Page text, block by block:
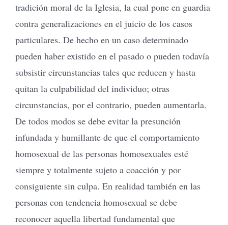
tradición moral de la Iglesia, la cual pone en guardia
contra generalizaciones en el juicio de los casos
particulares. De hecho en un caso determinado
pueden haber existido en el pasado o pueden todavía
subsistir circunstancias tales que reducen y hasta
quitan la culpabilidad del individuo; otras
circunstancias, por el contrario, pueden aumentarla.
De todos modos se debe evitar la presunción
infundada y humillante de que el comportamiento
homosexual de las personas homosexuales esté
siempre y totalmente sujeto a coacción y por
consiguiente sin culpa. En realidad también en las
personas con tendencia homosexual se debe
reconocer aquella libertad fundamental que